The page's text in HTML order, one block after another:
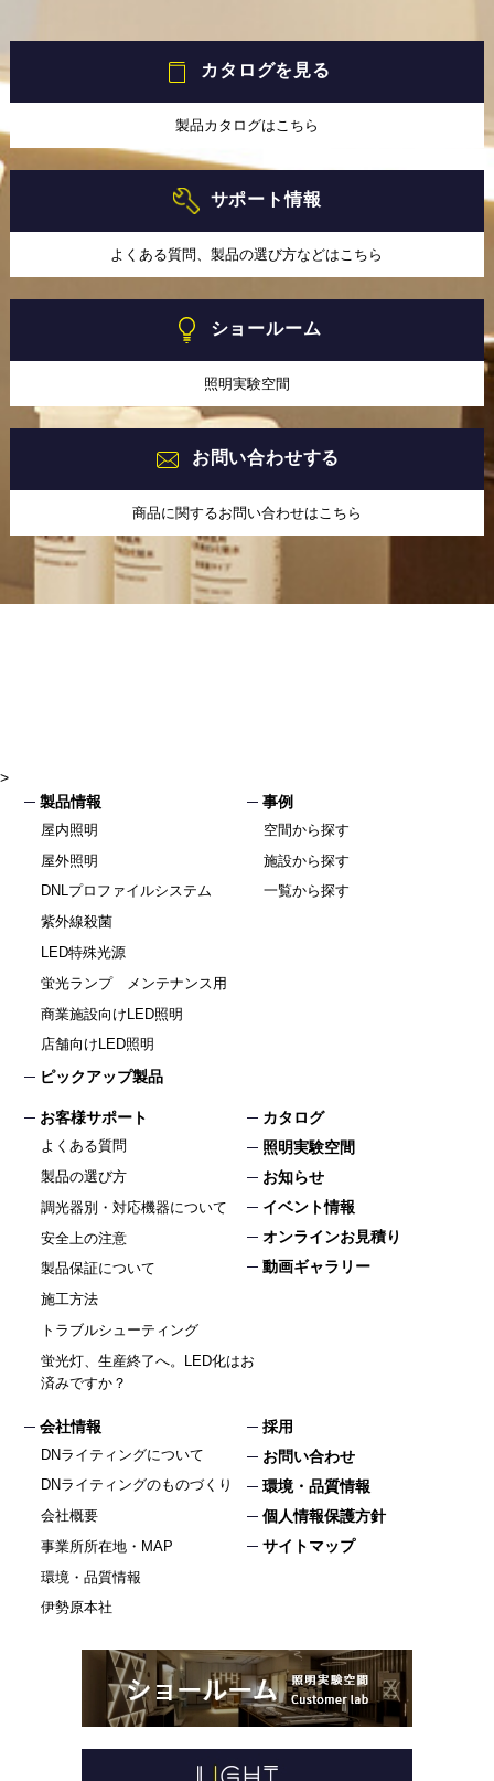
カタログを見る
製品カタログはこちら
サポート情報
よくある質問、製品の選び方などはこちら
ショールーム
照明実験空間
お問い合わせする
商品に関するお問い合わせはこちら
>
製品情報
屋内照明
屋外照明
DNLプロファイルシステム
紫外線殺菌
LED特殊光源
蛍光ランプ メンテナンス用
商業施設向けLED照明
店舗向けLED照明
ピックアップ製品
事例
空間から探す
施設から探す
一覧から探す
お客様サポート
よくある質問
製品の選び方
調光器別・対応機器について
安全上の注意
製品保証について
施工方法
トラブルシューティング
蛍光灯、生産終了へ。LED化はお
済みですか？
カタログ
照明実験空間
お知らせ
イベント情報
オンラインお見積り
動画ギャラリー
会社情報
DNライティングについて
DNライティングのものづくり
会社概要
事業所所在地・MAP
環境・品質情報
伊勢原本社
採用
お問い合わせ
環境・品質情報
個人情報保護方針
サイトマップ